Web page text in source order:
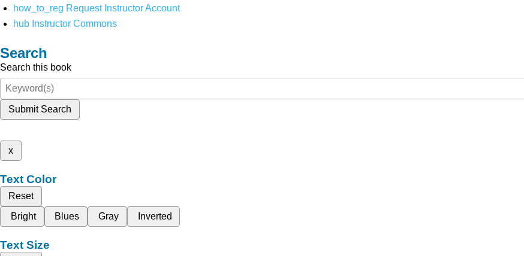
how_to_reg Request Instructor Account
hub Instructor Commons
Search
Search this book
Submit Search
x
Text Color
Reset
Bright
Blues Gray Inverted
Text Size